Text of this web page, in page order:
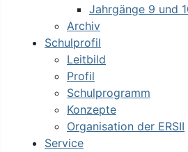
Jahrgänge 9 und
Archiv
Schulprofil
Leitbild
Profil
Schulprogramm
Konzepte
Organisation der ERSII
Service